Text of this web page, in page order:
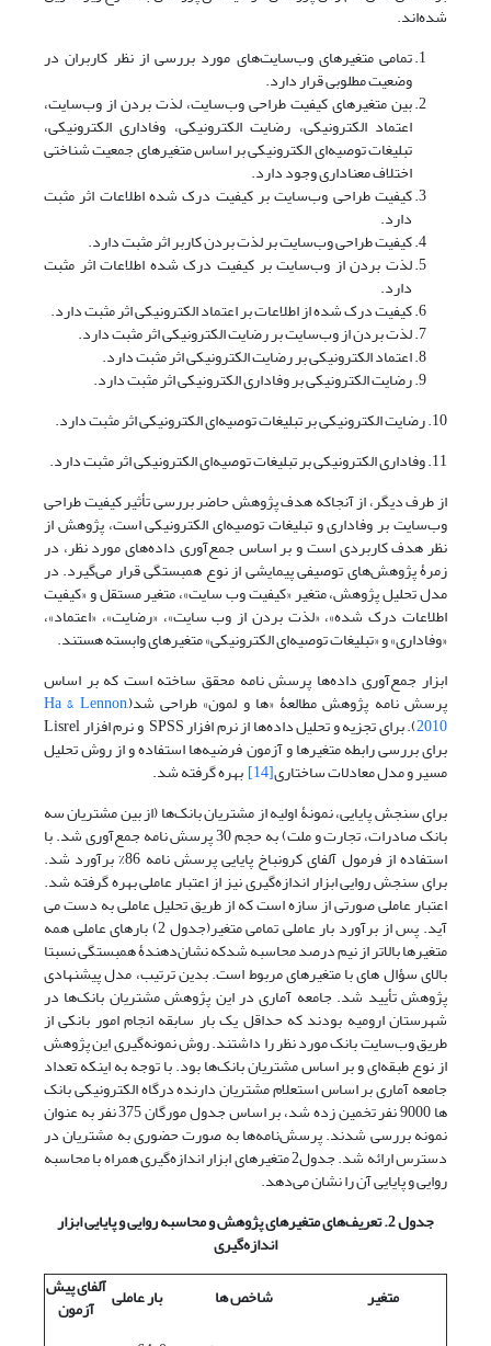
شده‌اند.
تمامی متغیرهای وب‌سایت‌های مورد بررسی از نظر کاربران در
وضعیت مطلوبی قرار دارد.
بین متغیرهای کیفیت طراحی وب‌سایت، لذت بردن از وب‌سایت،
اعتماد الکترونیکی، رضایت الکترونیکی، وفاداری الکترونیکی،
تبلیغات توصیه‌ای الکترونیکی بر اساس متغیرهای جمعیت شناختی
اختلاف معناداری وجود دارد.
کیفیت طراحی وب‌سایت بر کیفیت درک شده اطلاعات اثر مثبت
دارد.
کیفیت طراحی وب‌سایت بر لذت بردن کاربر اثر مثبت دارد.
لذت بردن از وب‌سایت بر کیفیت درک شده اطلاعات اثر مثبت
دارد.
کیفیت درک شده از اطلاعات بر اعتماد الکترونیکی اثر مثبت دارد.
لذت بردن از وب‌سایت بر رضایت الکترونیکی اثر مثبت دارد.
اعتماد الکترونیکی بر رضایت الکترونیکی اثر مثبت دارد.
رضایت الکترونیکی بر وفاداری الکترونیکی اثر مثبت دارد.
10. رضایت الکترونیکی بر تبلیغات توصیه‌ای الکترونیکی اثر مثبت دارد.
11. وفاداری الکترونیکی بر تبلیغات توصیه‌ای الکترونیکی اثر مثبت دارد.
از طرف دیگر، از آنجاکه هدف پژوهش حاضر بررسی تأثیر کیفیت طراحی
وب‌سایت بر وفاداری و تبلیغات توصیه‌ای الکترونیکی است، پژوهش از
نظر هدف کاربردی است و بر اساس جمع‌آوری داده‌های مورد نظر، در
زمرۀ پژوهش‌های توصیفی پیمایشی از نوع همبستگی قرار می‌گیرد. در
مدل تحلیل پژوهش، متغیر «کیفیت وب سایت»، متغیر مستقل و «کیفیت
اطلاعات درک شده»، «لذت بردن از وب سایت»، «رضایت»، «اعتماد»،
«وفاداری» و «تبلیغات توصیه‌ای الکترونیکی» متغیرهای وابسته هستند.
ابزار جمع‌آوری داده‌ها پرسش نامه محقق ساخته است که بر اساس
پرسش نامه پژوهش مطالعۀ «ها و لمون» طراحی شد(Ha & Lennon,
2010 ). برای تجزیه و تحلیل داده‌ها از نرم افزار SPSS و نرم افزار Lisrel
برای بررسی رابطه متغیرها و آزمون فرضیه‌ها استفاده و از روش تحلیل
مسیر و مدل معادلات ساختاری[14]
بهره گرفته شد.
برای سنجش پایایی، نمونۀ اولیه از مشتریان بانک‌ها (از بین مشتریان سه
بانک صادرات، تجارت و ملت) به حجم 30 پرسش نامه جمع‌آوری شد. با
استفاده از فرمول آلفای کرونباخ پایایی پرسش نامه 86% برآورد شد.
برای سنجش روایی ابزار اندازه‌گیری نیز از اعتبار عاملی بهره گرفته شد.
اعتبار عاملی صورتی از سازه است که از طریق تحلیل عاملی به دست می
آید. پس از برآورد بار عاملی تمامی متغیر(جدول 2) بارهای عاملی همه
متغیرها بالاتر از نیم درصد محاسبه شدکه نشان‌دهندۀ همبستگی نسبتا
بالای سؤال های با متغیرهای مربوط است. بدین ترتیب، مدل پیشنهادی
پژوهش تأیید شد. جامعه آماری در این پژوهش مشتریان بانک‌ها در
شهرستان ارومیه بودند که حداقل یک بار سابقه انجام امور بانکی از
طریق وب‌سایت بانک مورد نظر را داشتند. روش نمونه‌گیری این پژوهش
از نوع طبقه‌ای و بر اساس مشتریان بانک‌ها بود. با توجه به اینکه تعداد
جامعه آماری بر اساس استعلام مشتریان دارنده درگاه الکترونیکی بانک
ها 9000 نفر تخمین زده شد، بر اساس جدول مورگان 375 نفر به عنوان
نمونه بررسی شدند. پرسش‌نامه‌ها به صورت حضوری به مشتریان در
دسترس ارائه شد. جدول2 متغیرهای ابزار اندازه‌گیری همراه با محاسبه
روایی و پایایی آن را نشان می‌دهد.
جدول 2. تعریف‌های متغیرهای پژوهش و محاسبه روایی و پایایی ابزار
اندازهگیری
متغیر
شاخص ها بار عاملیآلفای پیش
آزمون